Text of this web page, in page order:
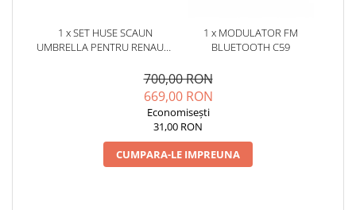
1 x SET HUSE SCAUN
UMBRELLA PENTRU RENAULT
1 x MODULATOR FM
BLUETOOTH C59
700,00 RON
669,00 RON
Economisești
31,00 RON
CUMPARA-LE IMPREUNA